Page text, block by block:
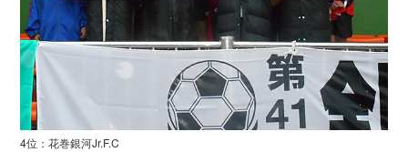
4位：花巻銀河Jr.F.C